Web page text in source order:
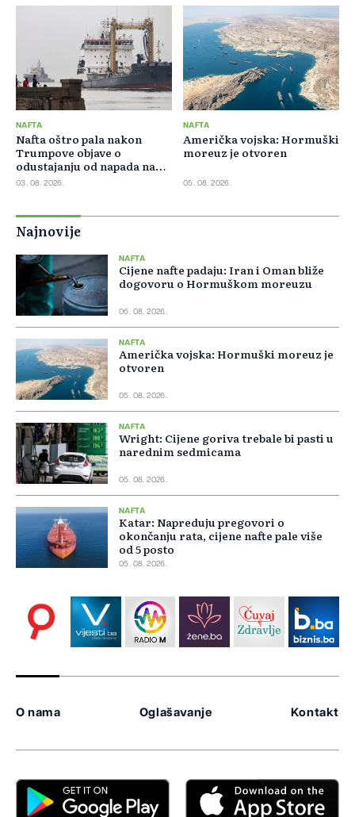
NAFTA
Nafta oštro pala nakon
Trumpove objave o
odustajanju od napada na
Iran
03. 08. 2026.
NAFTA
Američka vojska: Hormuški
moreuz je otvoren
05. 08. 2026.
Najnovije
NAFTA
Cijene nafte padaju: Iran i Oman bliže
dogovoru o Hormuškom moreuzu
06. 08. 2026.
NAFTA
Američka vojska: Hormuški moreuz je
otvoren
05. 08. 2026.
NAFTA
Wright: Cijene goriva trebale bi pasti u
narednim sedmicama
05. 08. 2026.
NAFTA
Katar: Napreduju pregovori o
okončanju rata, cijene nafte pale više
od 5 posto
05. 08. 2026.
O nama Oglašavanje Kontakt